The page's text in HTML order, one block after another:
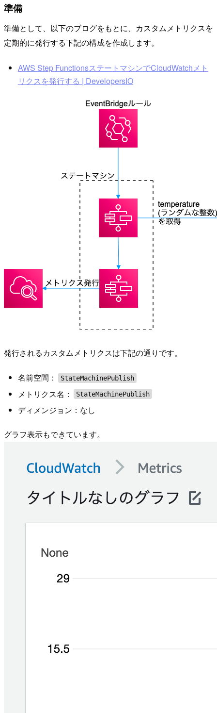
準備
準備として、以下のブログをもとに、カスタムメトリクスを
定期的に発行する下記の構成を作成します。
AWS Step FunctionsステートマシンでCloudWatchメト
リクスを発行する | DevelopersIO
発行されるカスタムメトリクスは下記の通りです。
名前空間： StateMachinePublish
メトリクス名： StateMachinePublish
ディメンジョン：なし
グラフ表示もできています。